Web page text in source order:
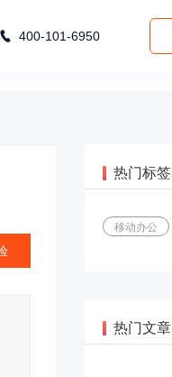
400-101-6950
热门标签
移动办公
热门文章